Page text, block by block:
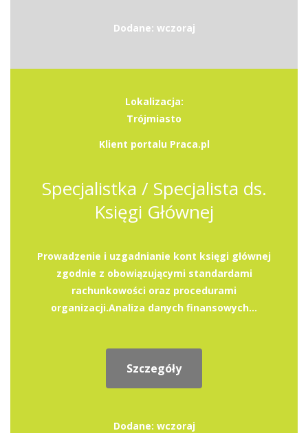
Dodane: wczoraj
Lokalizacja:
Trójmiasto
Klient portalu Praca.pl
Specjalistka / Specjalista ds.
Księgi Głównej
Prowadzenie i uzgadnianie kont księgi głównej
zgodnie z obowiązującymi standardami
rachunkowości oraz procedurami
organizacji.Analiza danych finansowych...
Szczegóły
Dodane: wczoraj